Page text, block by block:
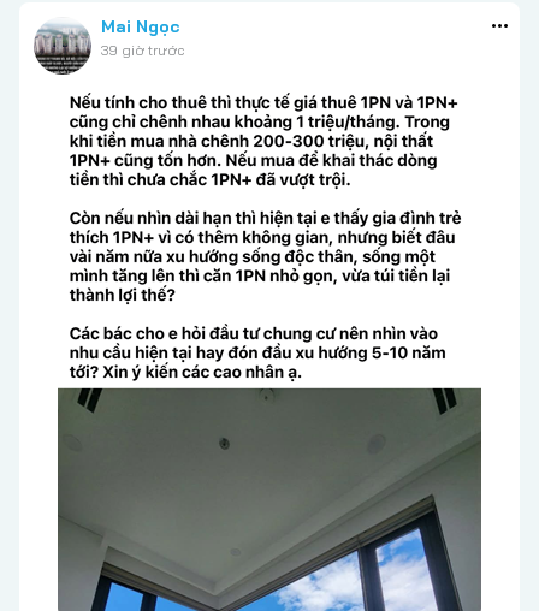
Mai Ngọc
39 giờ trước